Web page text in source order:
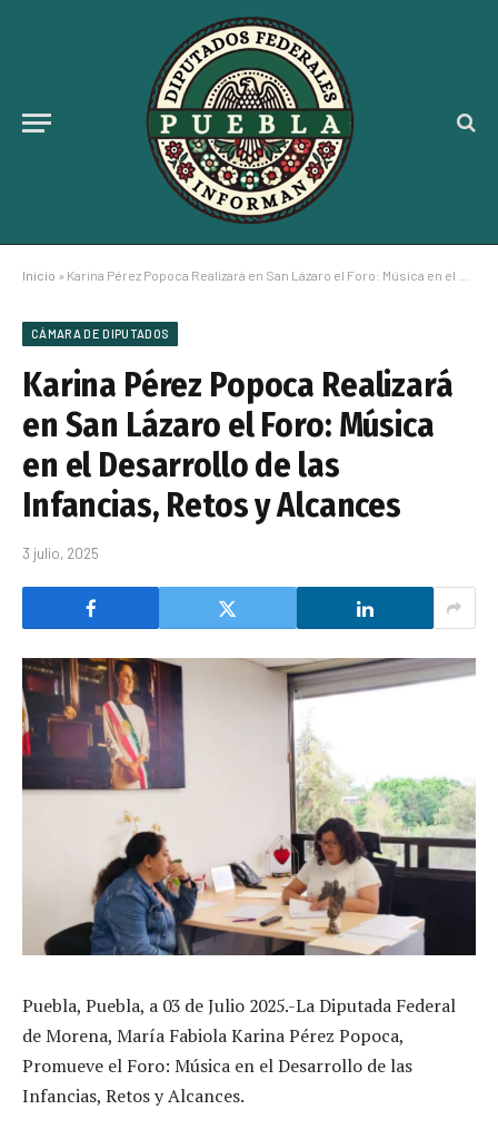
Inicio » Karina Pérez Popoca Realizará en San Lázaro el Foro: Música en el Desarrollo de las Infancias, Retos y Alcances
CÁMARA DE DIPUTADOS
Karina Pérez Popoca Realizará
en San Lázaro el Foro: Música
en el Desarrollo de las
Infancias, Retos y Alcances
3 julio, 2025
Puebla, Puebla, a 03 de Julio 2025.-La Diputada Federal
de Morena, María Fabiola Karina Pérez Popoca,
Promueve el Foro: Música en el Desarrollo de las
Infancias, Retos y Alcances.